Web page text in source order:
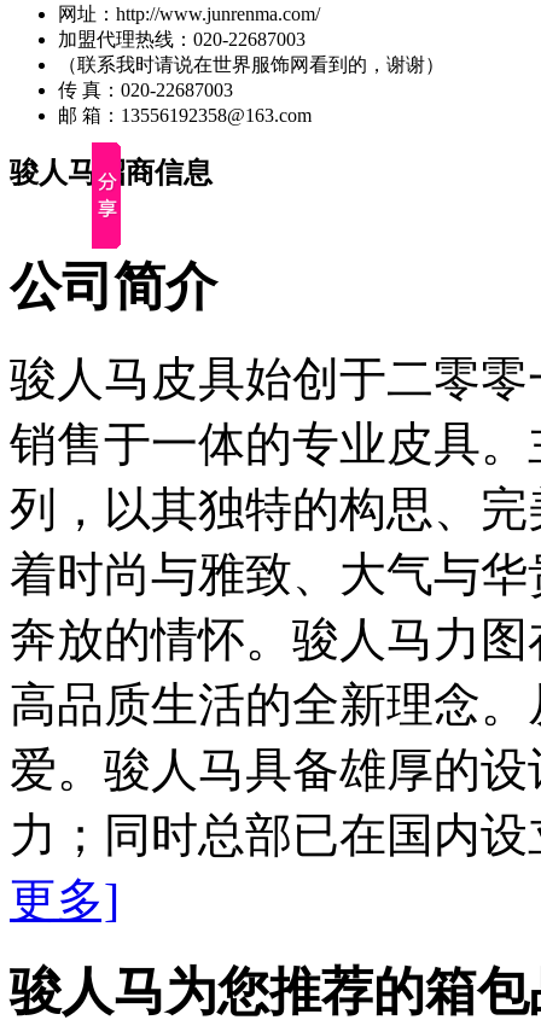
网址：http://www.junrenma.com/
加盟代理热线：020-22687003
（联系我时请说在世界服饰网看到的，谢谢）
传 真：020-22687003
邮 箱：13556192358@163.com
骏人马招商信息
公司简介
骏人马皮具始创于二零
销售于一体的专业皮具
列，以其独特的构思、
着时尚与雅致、大气与
奔放的情怀。骏人马力
高品质生活的全新理念
爱。骏人马具备雄厚的
力；同时总部已在国内
更多]
骏人马为您推荐的箱